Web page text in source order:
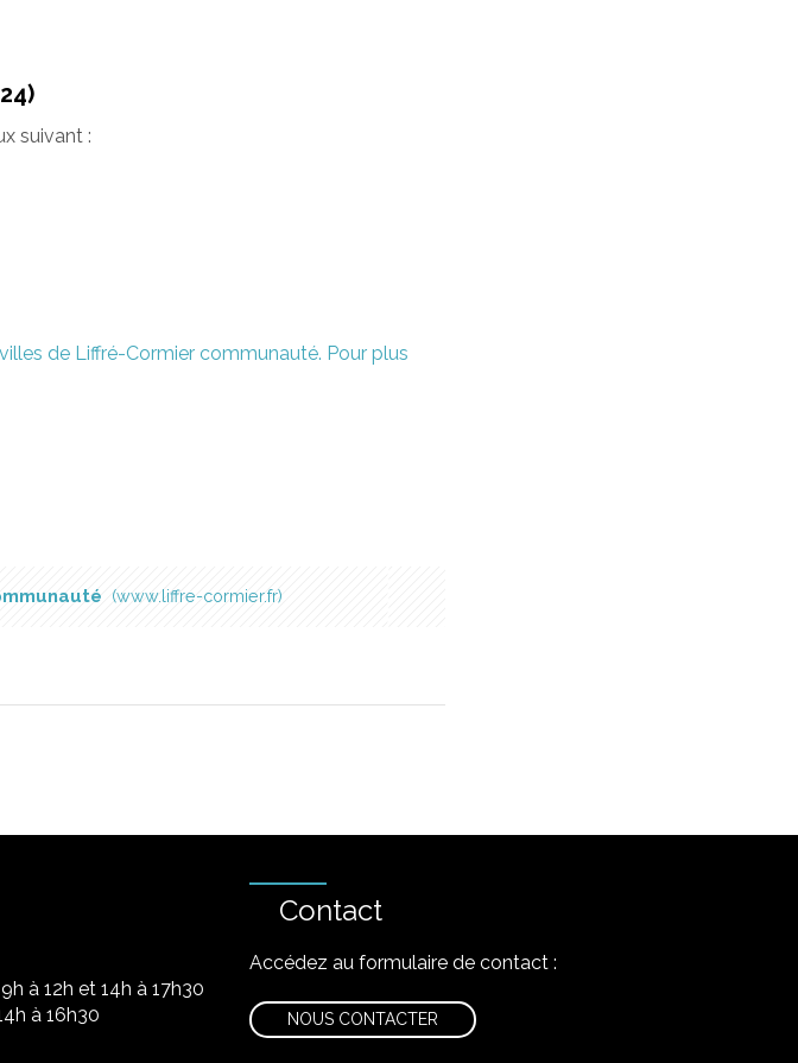
suivant :
de Liffré-Cormier communauté. Pour plus
www.liffre-cormier.fr
à 12h et 14h à 17h30
à 16h30
Contact
Accédez au formulaire de contact :
NOUS CONTACTER